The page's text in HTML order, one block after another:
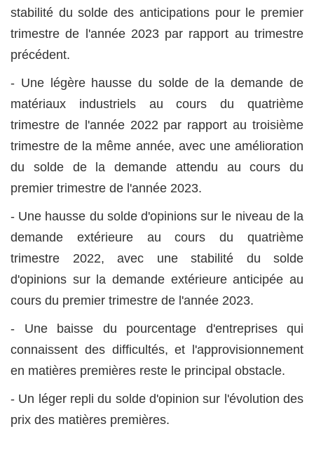
stabilité du solde des anticipations pour le premier
trimestre de l'année 2023 par rapport au trimestre
précédent.
- Une légère hausse du solde de la demande de
matériaux industriels au cours du quatrième
trimestre de l'année 2022 par rapport au troisième
trimestre de la même année, avec une amélioration
du solde de la demande attendu au cours du
premier trimestre de l'année 2023.
- Une hausse du solde d'opinions sur le niveau de la
demande extérieure au cours du quatrième
trimestre 2022, avec une stabilité du solde
d'opinions sur la demande extérieure anticipée au
cours du premier trimestre de l'année 2023.
- Une baisse du pourcentage d'entreprises qui
connaissent des difficultés, et l'approvisionnement
en matières premières reste le principal obstacle.
- Un léger repli du solde d'opinion sur l'évolution des
prix des matières premières.